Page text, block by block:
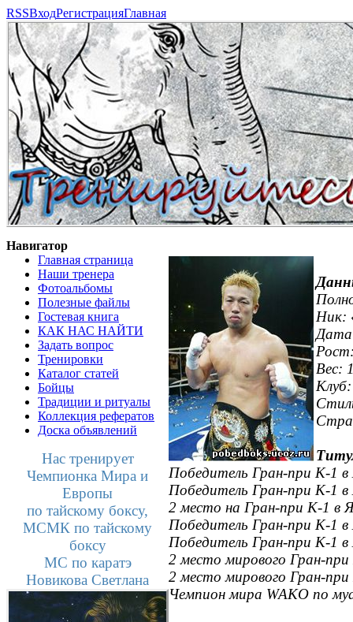
RSSВходРегистрацияГлавная
Навигатор
Главная страница
Наши тренера
Фотоальбомы
Полезные файлы
Гостевая книга
КАК НАС НАЙТИ
Задать вопрос
Тренировки
Каталог статей
Бойцы
Традиции и ритуалы
Коллекция рефератов
Доска объявлений
Нас тренирует
Чемпионка Мира и
Европы
по тайскому боксу,
МСМК по тайскому
боксу
МС по каратэ
Новикова Светлана
Ник:
Вес:
Победитель Гран-при К-1 в
Победитель Гран-при К-1 в
2 место на Гран-при К-1 в
Победитель Гран-при К-1 в
Победитель Гран-при К-1 в
2 место мирового Гран-
2 место мирового Гран-
Чемпион мира WAKO по